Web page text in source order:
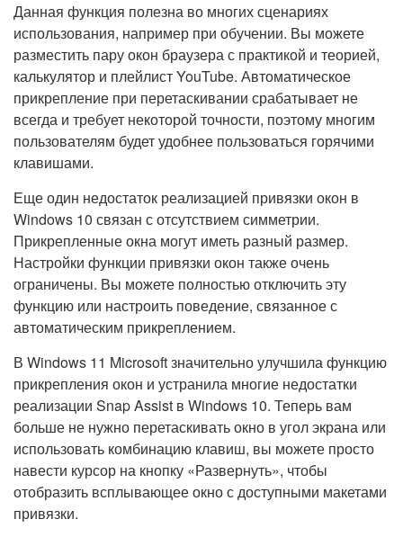
Данная функция полезна во многих сценариях
использования, например при обучении. Вы можете
разместить пару окон браузера с практикой и теорией,
калькулятор и плейлист YouTube. Автоматическое
прикрепление при перетаскивании срабатывает не
всегда и требует некоторой точности, поэтому многим
пользователям будет удобнее пользоваться горячими
клавишами.
Еще один недостаток реализацией привязки окон в
Windows 10 связан с отсутствием симметрии.
Прикрепленные окна могут иметь разный размер.
Настройки функции привязки окон также очень
ограничены. Вы можете полностью отключить эту
функцию или настроить поведение, связанное с
автоматическим прикреплением.
В Windows 11 Microsoft значительно улучшила функцию
прикрепления окон и устранила многие недостатки
реализации Snap Assist в Windows 10. Теперь вам
больше не нужно перетаскивать окно в угол экрана или
использовать комбинацию клавиш, вы можете просто
навести курсор на кнопку «Развернуть», чтобы
отобразить всплывающее окно с доступными макетами
привязки.